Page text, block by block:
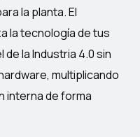
la planta. El
la tecnología de tus
la Industria 4.0 sin
multiplicando
interna de forma